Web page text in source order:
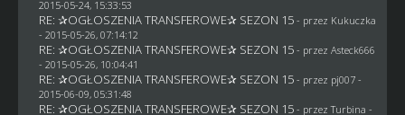
2015-05-24, 15:33:53
RE: ✰OGŁOSZENIA TRANSFEROWE✰ SEZON 15 - przez Kukuczka
- 2015-05-26, 07:14:12
RE: ✰OGŁOSZENIA TRANSFEROWE✰ SEZON 15 - przez Asteck666
- 2015-05-26, 10:04:41
RE: ✰OGŁOSZENIA TRANSFEROWE✰ SEZON 15 - przez pj007-
2015-06-09, 05:31:48
RE: ✰OGŁOSZENIA TRANSFEROWE✰ SEZON 15 - przez Turbina -